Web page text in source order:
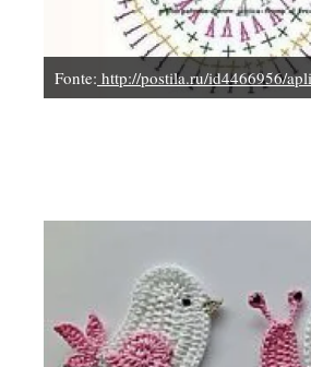
Fonte: http://postila.ru/id4466956/